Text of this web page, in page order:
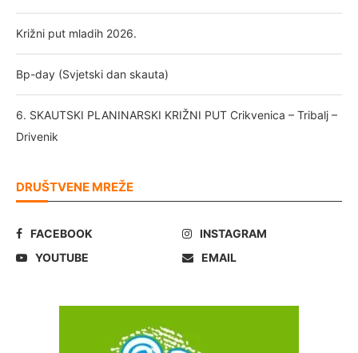
Križni put mladih 2026.
Bp-day (Svjetski dan skauta)
6. SKAUTSKI PLANINARSKI KRIŽNI PUT Crikvenica – Tribalj –
Drivenik
DRUŠTVENE MREŽE
FACEBOOK
INSTAGRAM
YOUTUBE
EMAIL